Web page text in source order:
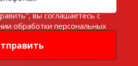
вы соглашаетесь с
обработки персональных